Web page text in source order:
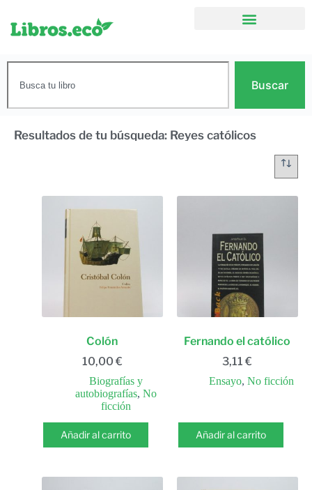
Buscar
Resultados de tu búsqueda: Reyes católicos
Colón
10,00 €
Biografías y
autobiografías,No
ficción
Añadir al carrito
Fernando el católico
3,11€
Ensayo, No ficción
Añadir al carrito